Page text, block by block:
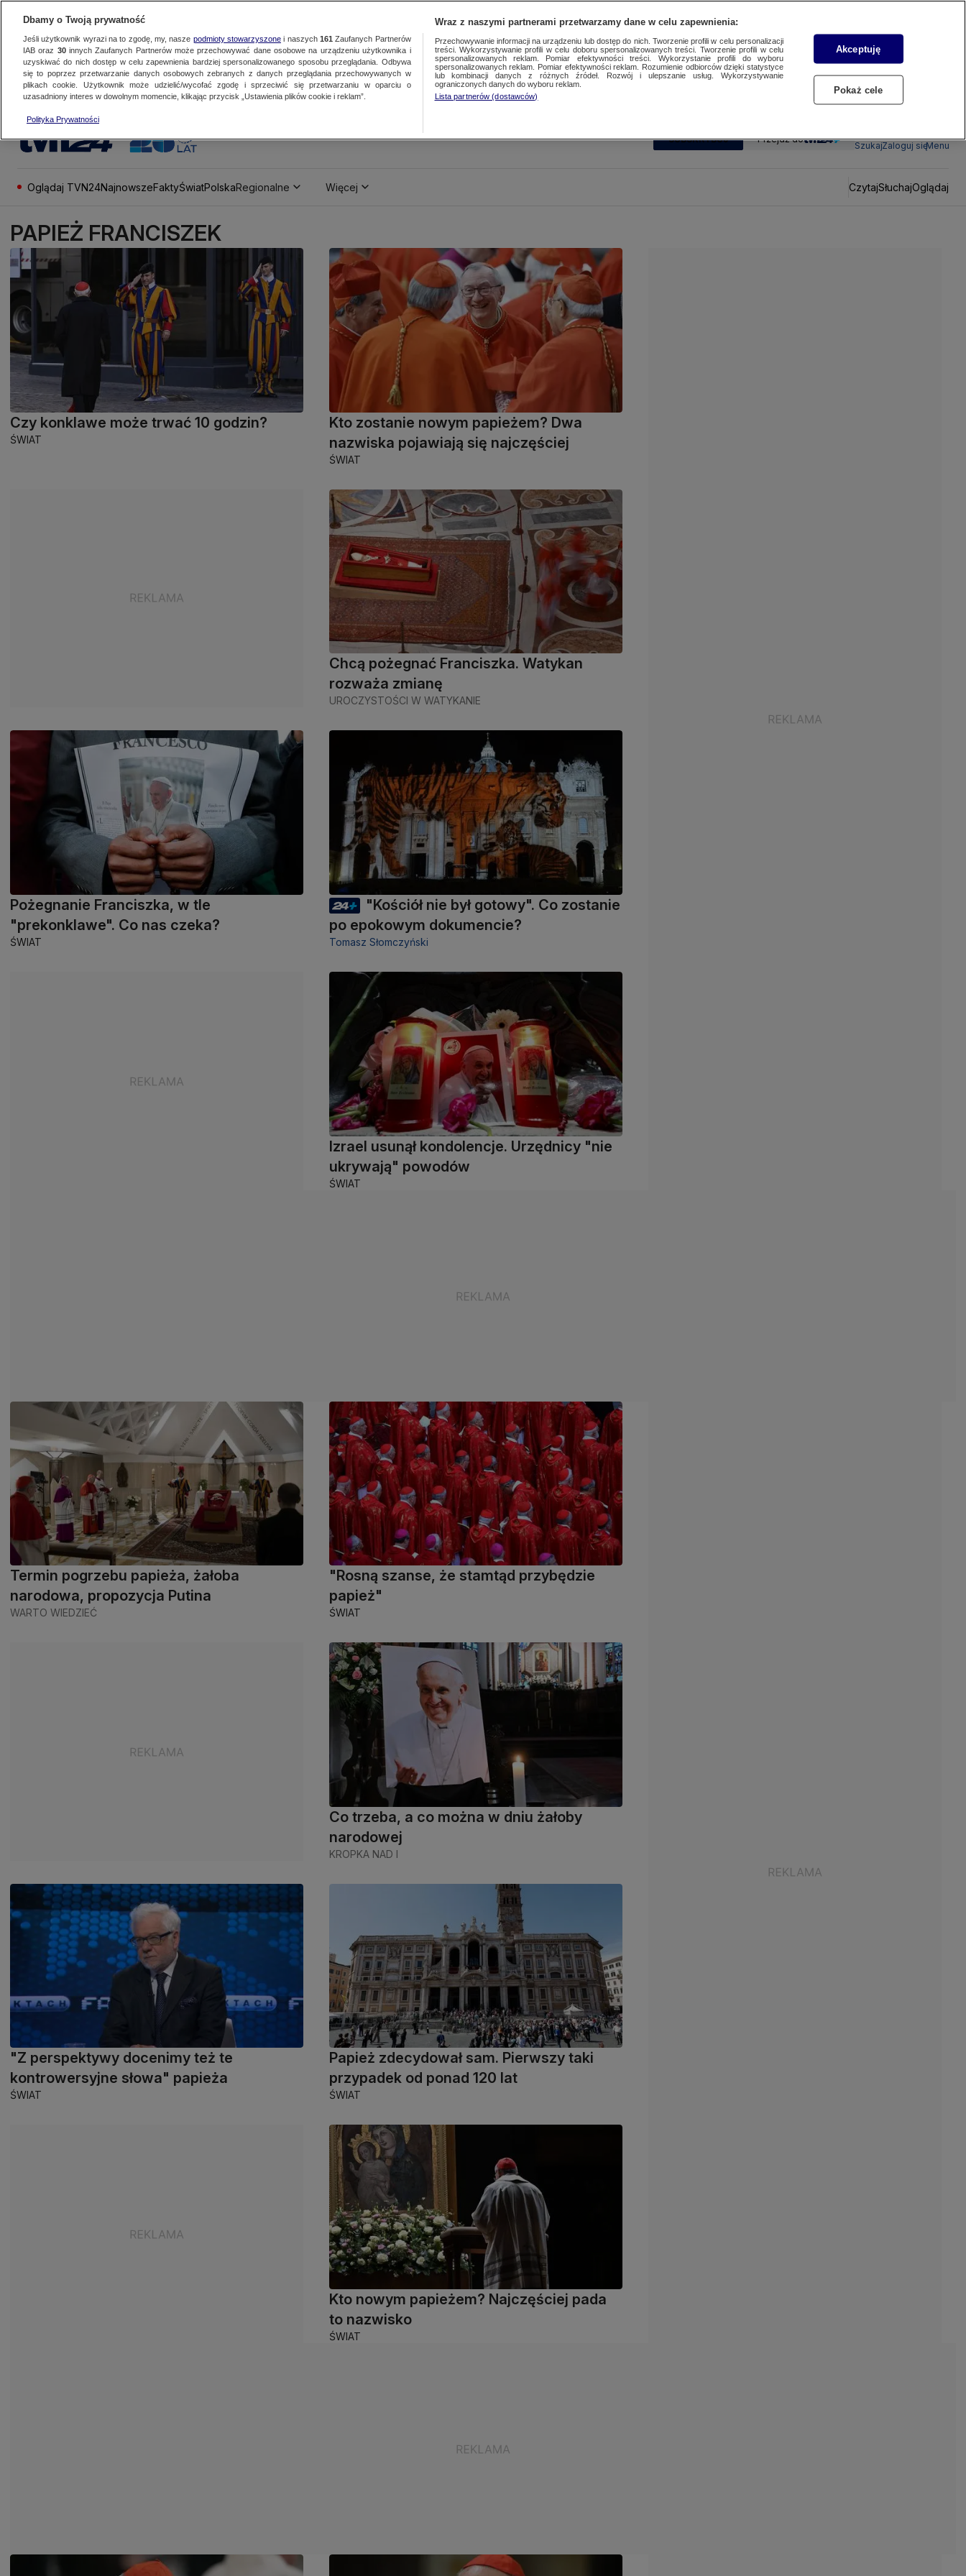
SUBSKRYBUJ Przejdź do
SzukajZaloguj sięMenu
Oglądaj TVN24NajnowszeFaktyŚwiatPolskaRegionalne Więcej CzytajSłuchajOglądaj
PAPIEŻ FRANCISZEK
Czy konklawe może trwać 10 godzin?
ŚWIAT
Kto zostanie nowym papieżem? Dwa
nazwiska pojawiają się najczęściej
ŚWIAT
Chcą pożegnać Franciszka. Watykan
rozważa zmianę
UROCZYSTOŚCI W WATYKANIE
Pożegnanie Franciszka, w tle
"prekonklawe". Co nas czeka?
ŚWIAT
"Kościół nie był gotowy". Co zostanie
po epokowym dokumencie?
Tomasz Słomczyński
Izrael usunął kondolencje. Urzędnicy "nie
ukrywają" powodów
ŚWIAT
Termin pogrzebu papieża, żałoba
narodowa, propozycja Putina
WARTO WIEDZIEĆ
"Rosną szanse, że stamtąd przybędzie
papież"
ŚWIAT
Co trzeba, a co można w dniu żałoby
narodowej
KROPKA NAD I
"Z perspektywy docenimy też te
kontrowersyjne słowa" papieża
ŚWIAT
Papież zdecydował sam. Pierwszy taki
przypadek od ponad 120 lat
ŚWIAT
Kto nowym papieżem? Najczęściej pada
to nazwisko
ŚWIAT
Dbamy o Twoją prywatność
Jeśli użytkownik wyrazi na to zgodę, my, nasze podmioty stowarzyszonei naszych 161 Zaufanych Partnerów
IAB oraz 30innych Zaufanych Partnerów może przechowywać dane osobowe na urządzeniu użytkownika i
uzyskiwać do nich dostęp w celu zapewnienia bardziej spersonalizowanego sposobu przeglądania. Odbywa
się to poprzez przetwarzanie danych osobowych zebranych z danych przeglądania przechowywanych w
plikach cookie. Użytkownik może udzielić/wycofać zgodę i sprzeciwić się przetwarzaniu w oparciu o
uzasadniony interes w dowolnym momencie, klikając przycisk „Ustawienia plików cookie i reklam”.
Polityka Prywatności
Wraz z naszymi partnerami przetwarzamy dane w celu zapewnienia:
Przechowywanie informacji na urządzeniu lub dostęp do nich. Tworzenie profili w celu personalizacji
treści. Wykorzystywanie profili w celu doboru spersonalizowanych treści. Tworzenie profili w celu
spersonalizowanych reklam. Pomiar efektywności treści. Wykorzystanie profili do wyboru
spersonalizowanych reklam. Pomiar efektywności reklam. Rozumienie odbiorców dzięki statystyce
lub kombinacji danych z różnych źródeł. Rozwój i ulepszanie usług. Wykorzystywanie
ograniczonych danych do wyboru reklam.
Lista partnerów (dostawców)
Akceptuję
Pokaż cele